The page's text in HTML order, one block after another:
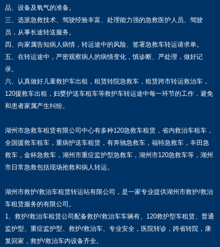
品、设备及氧气的准备。
三、选派急救技术、驾驶经验丰富、处理能力强的急救医护人员、驾驶
员，从事长途转送服务。
四、向家属告知病人病情，转运途中的风险、签署急救车转运请求单。
五、在转运途中，严密观察病人的病情变化，慎诊断、严处理，做好记
录。
六、认真做好儿童救护车出租，租赁转院急救车，租赁跨市转运救治车，
120援救车出租，妇婴护送车租车等救护车转运途中每一环节的工作，避免
和患者家属产生纠纷。
湖州市急救车租赁有限公司中心有多种120急救车租赁，省内救治车租车，
全国援救车租车，重病护送车租赁，有奔驰急救车，福特急救车，丰田急
救车，金杯急救车，湖州市重症监护型急救车，湖州市120急救车等，湖州
市日常急救包括现场抢救和病人转运。
湖州市救护/救治车租赁转运站有限公司，是一家专业提供湖州市救护/救治
车租赁服务的有限公司。
1、救护/救治车租赁公司配备救护/救治车车辆有、120救护型车租赁、普通
监护型、重症监护型、救护/救治车、专业安全，医院转诊，跨省转院，康
复回家，救护/救治车内设备齐全。